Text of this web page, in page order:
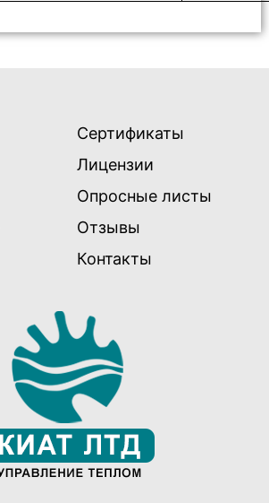
Сертификаты
Лицензии
Опросные листы
Отзывы
Контакты